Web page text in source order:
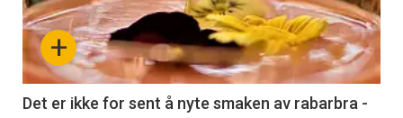
+
Det er ikke for sent å nyte smaken av rabarbra -